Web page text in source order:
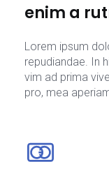
enim a
Lorem ipsum
repudiandae. In
vim ad prima
pro, mea